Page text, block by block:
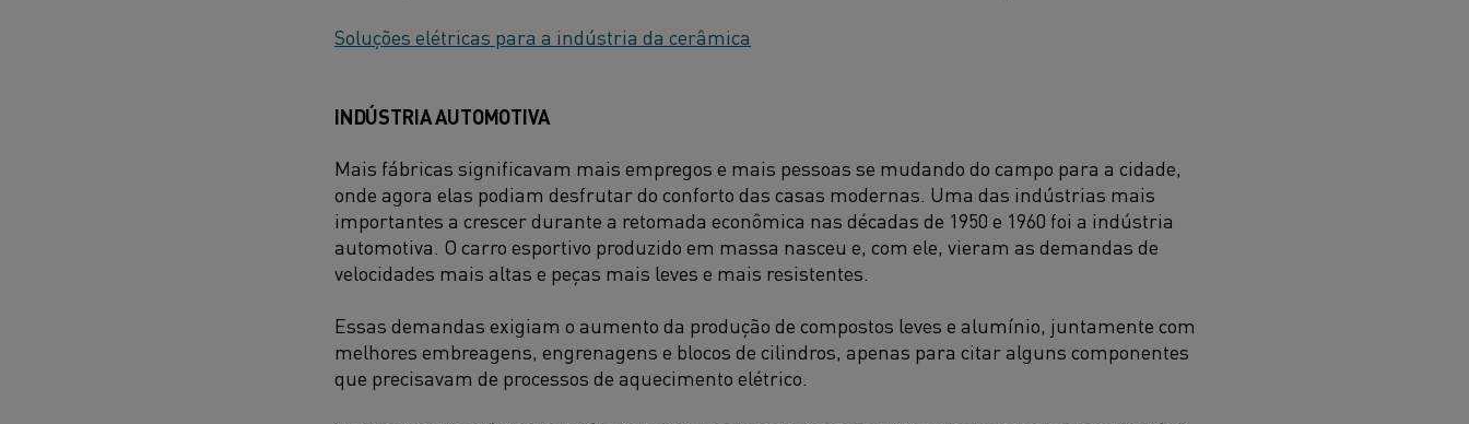
Soluções elétricas para a indústria da cerâmica
INDÚSTRIA AUTOMOTIVA
Mais fábricas significavam mais empregos e mais pessoas se mudando do campo para a cidade,
onde agora elas podiam desfrutar do conforto das casas modernas. Uma das indústrias mais
importantes a crescer durante a retomada econômica nas décadas de 1950 e 1960 foi a indústria
automotiva. O carro esportivo produzido em massa nasceu e, com ele, vieram as demandas de
velocidades mais altas e peças mais leves e mais resistentes.
Essas demandas exigiam o aumento da produção de compostos leves e alumínio, juntamente com
melhores embreagens, engrenagens e blocos de cilindros, apenas para citar alguns componentes
que precisavam de processos de aquecimento elétrico.